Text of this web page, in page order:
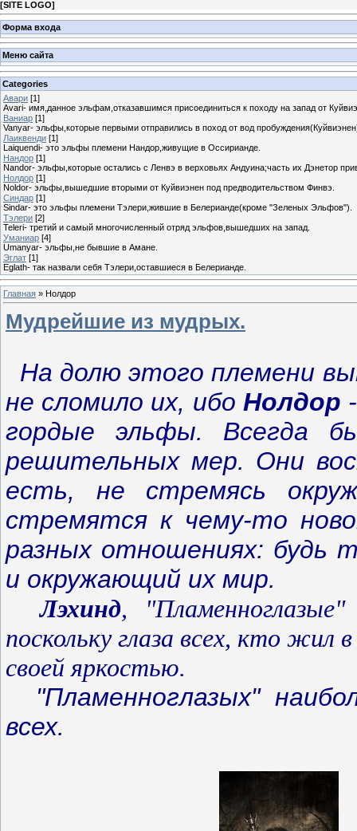
[SITE LOGO]
Форма входа
Меню сайта
Categories
Авари [1]
Avari- имя,данное эльфам,отказавшимся присоединиться к походу на запад от
Ваниар [1]
Vanyar- эльфы,которые первыми отправились в поход от вод
Лаиквенди [1]
Laiquendi- это эльфы племени Нандор,живущие в Оссирианде.
Нандор [1]
Nandor- эльфы,которые остались с Ленвэ в верховьях Андуина;часть их Дэнетор
Нолдор [1]
Noldor- эльфы,вышедшие вторыми от Куйвиэнен под предводительством Финвэ.
Синдар [1]
Sindar- это эльфы племени Тэлери,жившие в Белерианде(кроме "Зеленых Эльфов").
Тэлери [2]
Teleri- третий и самый многочисленный отряд эльфов,вышедших на запад.
Уманиар [4]
Umanyar- эльфы,не бывшие в Амане.
Эглат [1]
Eglath- так назвали себя Тэлери,оставшиеся в Белерианде.
Главная » Нолдор
Мудрейшие из мудрых.
На долю этого племени
не сломило их, ибо Нолдор
гордые эльфы. Всегда
решительных мер. Они
есть, не стремясь
стремятся к чему-то
разных отношениях: будь
и окружающий их мир.
Лэхинд,
поскольку глаза всех, кто жил
своей яркостью.
"Пламенноглазых"
всех.